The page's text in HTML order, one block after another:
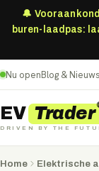
🔔
buren-laadpas:
Nu openBlog & Nieuws
EV Trader
DRIVEN BY THE
Home Elektrische